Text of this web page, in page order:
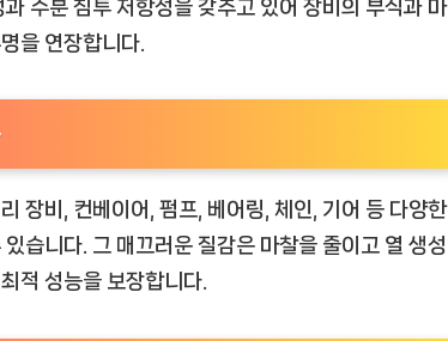
수분 침투 저항성을 갖추고 있어 장비의 부식과 마
을 연장합니다.
장비, 컨베이어, 펌프, 베어링, 체인, 기어 등 다양한
습니다. 그 매끄러운 질감은 마찰을 줄이고 열 생성
적 성능을 보장합니다.